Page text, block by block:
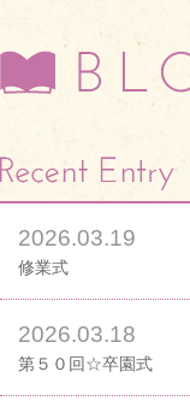
2026.03.19
修業式
2026.03.18
第５０回☆卒園式